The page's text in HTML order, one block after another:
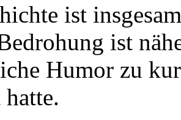
ist
ist
Humor zu
hatte.